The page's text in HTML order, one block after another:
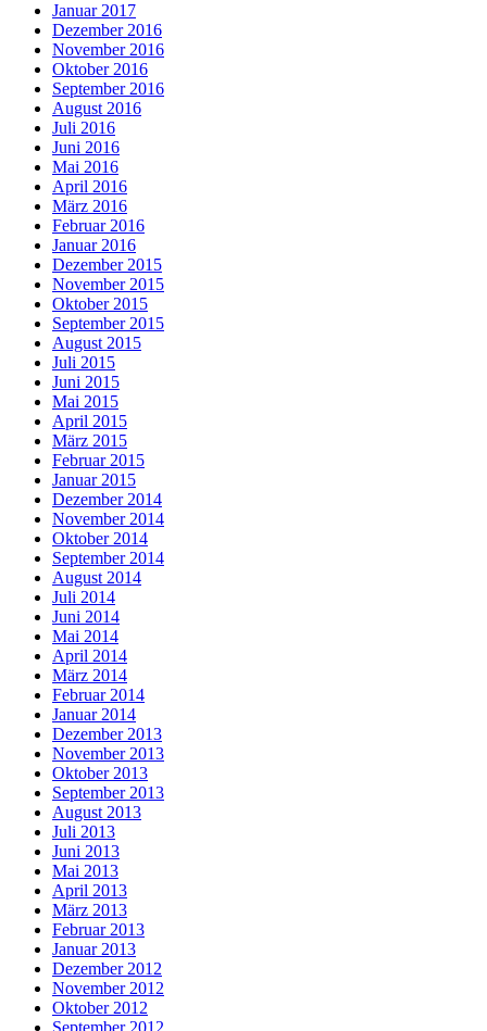
Januar 2017
Dezember 2016
November 2016
Oktober 2016
September 2016
August 2016
Juli 2016
Juni 2016
Mai 2016
April 2016
März 2016
Februar 2016
Januar 2016
Dezember 2015
November 2015
Oktober 2015
September 2015
August 2015
Juli 2015
Juni 2015
Mai 2015
April 2015
März 2015
Februar 2015
Januar 2015
Dezember 2014
November 2014
Oktober 2014
September 2014
August 2014
Juli 2014
Juni 2014
Mai 2014
April 2014
März 2014
Februar 2014
Januar 2014
Dezember 2013
November 2013
Oktober 2013
September 2013
August 2013
Juli 2013
Juni 2013
Mai 2013
April 2013
März 2013
Februar 2013
Januar 2013
Dezember 2012
November 2012
Oktober 2012
September 2012